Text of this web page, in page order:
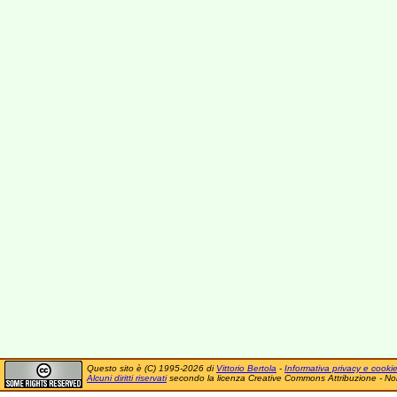
Questo sito è (C) 1995-2026 di Vittorio Bertola - Informativa privacy e cookie
Alcuni diritti riservatisecondo la licenza Creative Commons Attribuzione -